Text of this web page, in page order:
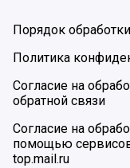
Порядок
Политика
Согласие на
обратной связи
Согласие на
помощью сервисов
top.mail.ru